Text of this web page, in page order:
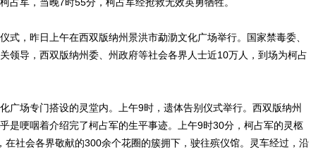
，昨日上午在西双版纳州景洪市勐泐文化广场举行。国家禁毒委、
领导，西双版纳州委、州政府等社会各界人士近10万人，到场为柯占
场专门搭设的灵堂内。上午9时，遗体告别仪式举行。西双版纳州
是哽咽着介绍完了柯占军的生平事迹。上午9时30分，柯占军的灵柩
在社会各界敬献的300余个花圈的簇拥下，驶往殡仪馆。灵车经过，沿